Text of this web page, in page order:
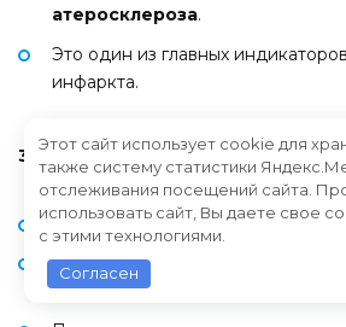
атеросклероза.
Это один из главных
инфаркта.
3. Скорость кровотока
Указывается в см/с.
Измеряется
(Vd)скорость.
Этот сайт использует cookie для
также систему статистики
отслеживания посещений сайта.
использовать сайт, Вы даете свое
с этими технологиями.
Согласен